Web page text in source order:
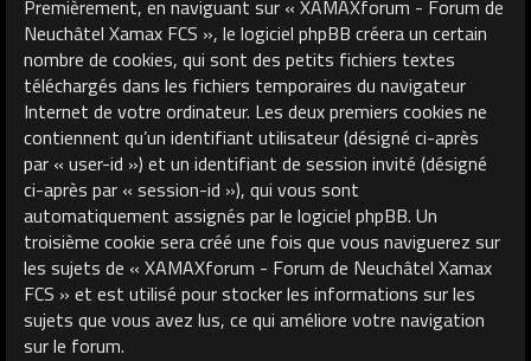
Premièrement, en naviguant sur « XAMAXforum - Forum de
Neuchâtel Xamax FCS », le logiciel phpBB créera un certain
nombre de cookies, qui sont des petits fichiers textes
téléchargés dans les fichiers temporaires du navigateur
Internet de votre ordinateur. Les deux premiers cookies ne
contiennent qu’un identifiant utilisateur (désigné ci-après
par « user-id ») et un identifiant de session invité (désigné
ci-après par « session-id »), qui vous sont
automatiquement assignés par le logiciel phpBB. Un
troisième cookie sera créé une fois que vous naviguerez sur
les sujets de « XAMAXforum - Forum de Neuchâtel Xamax
FCS » et est utilisé pour stocker les informations sur les
sujets que vous avez lus, ce qui améliore votre navigation
sur le forum.